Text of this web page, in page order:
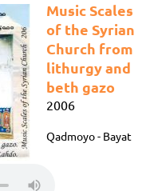
Music Scales
of the Syrian
Church from
lithurgy and
beth gazo
2006
Qadmoyo - Bayat